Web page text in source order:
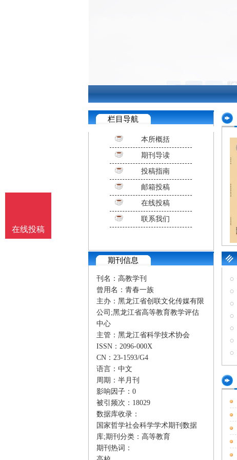
栏目导航
本所概括
期刊导读
投稿指南
邮箱投稿
在线投稿
联系我们
期刊信息
刊名：高教学刊
曾用名：青春一族
主办：黑龙江省创联文化传媒有限
公司;黑龙江省高等教育教学评估
中心
主管：黑龙江省科学技术协会
ISSN：2096-000X
CN：23-1593/G4
语言：中文
周期：半月刊
影响因子：0
被引频次：18029
数据库收录：
国家哲学社会科学学术期刊数据
库;期刊分类：高等教育
期刊热词：
在线投稿